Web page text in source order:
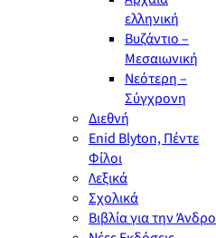
ελληνική
Βυζάντιο –
Μεσαιωνική
Νεότερη –
Σύγχρονη
Διεθνή
Enid Blyton, Πέντε
Φίλοι
Λεξικά
Σχολικά
Βιβλία για την Άνδρο